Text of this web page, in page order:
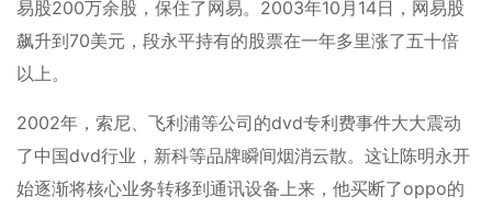
易股200万余股，保住了网易。2003年10月14日，网易股
飙升到70美元，段永平持有的股票在一年多里涨了五十倍
以上。
2002年，索尼、飞利浦等公司的dvd专利费事件大大震动
了中国dvd行业，新科等品牌瞬间烟消云散。这让陈明永开
始逐渐将核心业务转移到通讯设备上来，他买断了oppo的